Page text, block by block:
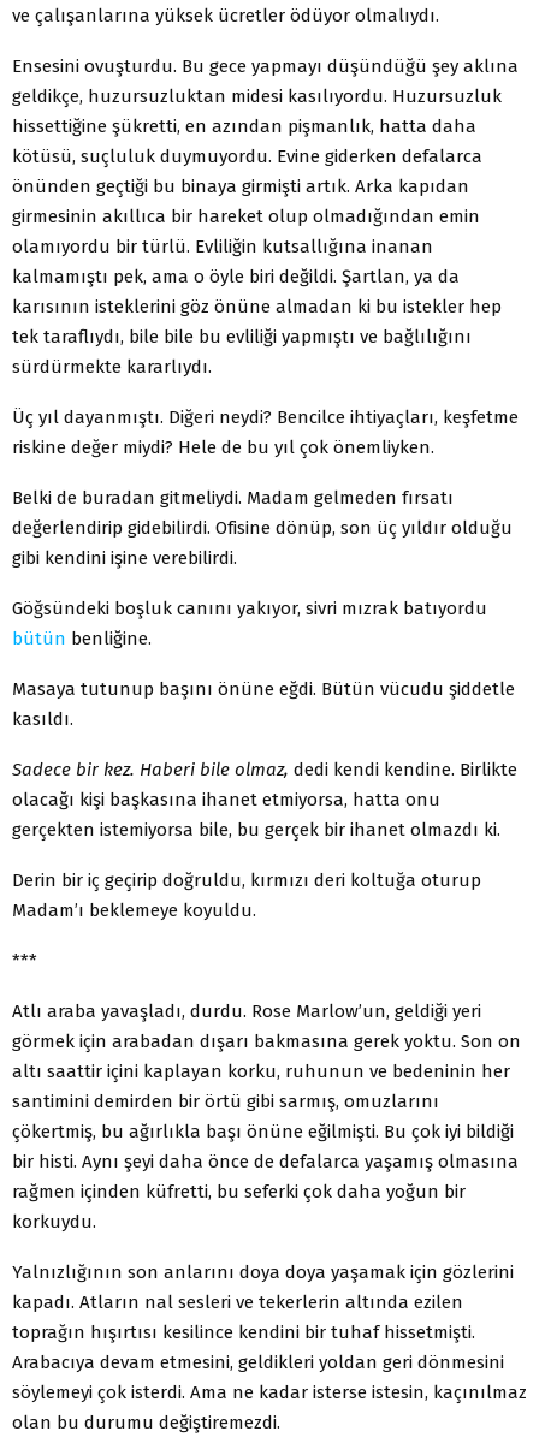
ve çalışanlarına yüksek ücretler ödüyor olmalıydı.
Ensesini ovuşturdu. Bu gece yapmayı düşündüğü şey aklına
geldikçe, huzursuzluktan midesi kasılıyordu. Huzursuzluk
hissettiğine şükretti, en azından pişman­lık, hatta daha
kötüsü, suçluluk duymuyordu. Evine giderken defalarca
önünden geçtiği bu binaya girmişti artık. Arka kapıdan
girmesinin akıllıca bir hareket olup olmadığından emin
olamıyordu bir türlü. Evliliğin kut­sallığına inanan
kalmamıştı pek, ama o öyle biri değil­di. Şartlan, ya da
karısının isteklerini göz önüne alma­dan ki bu istekler hep
tek taraflıydı, bile bile bu evliliği yapmıştı ve bağlılığını
sürdürmekte kararlıydı.
Üç yıl dayanmıştı. Diğeri neydi? Bencilce ihtiyaçları, keşfetme
riskine değer miydi? Hele de bu yıl çok önemliyken.
Belki de buradan gitmeliydi. Madam gelmeden fır­satı
değerlendirip gidebilirdi. Ofisine dönüp, son üç yıldır olduğu
gibi kendini işine verebilirdi.
Göğsündeki boşluk canını yakıyor, sivri mızrak ba­tıyordu
bütün benliğine.
Masaya tutunup başını önüne eğdi. Bütün vücudu şiddetle
kasıldı.
Sadece bir kez. Haberi bile olmaz, dedi kendi ken­dine. Birlikte
olacağı kişi başkasına ihanet etmiyorsa, hatta onu
gerçekten istemiyorsa bile, bu gerçek bir ihanet olmazdı ki.
Derin bir iç geçirip doğruldu, kırmızı deri koltuğa oturup
Madam’ı beklemeye koyuldu.
***
Atlı araba yavaşladı, durdu. Rose Marlow’un, gel­diği yeri
görmek için arabadan dışarı bakmasına gerek yoktu. Son on
altı saattir içini kaplayan korku, ruhunun ve bedeninin her
santimini demirden bir örtü gibi sar­mış, omuzlarını
çökertmiş, bu ağırlıkla başı önüne eğil­mişti. Bu çok iyi bildiği
bir histi. Aynı şeyi daha önce de defalarca yaşamış olmasına
rağmen içinden küfretti, bu seferki çok daha yoğun bir
korkuydu.
Yalnızlığının son anlarını doya doya yaşamak için gözlerini
kapadı. Atların nal sesleri ve tekerlerin altında ezilen
toprağın hışırtısı kesilince kendini bir tuhaf hisset­mişti.
Arabacıya devam etmesini, geldikleri yoldan geri dönmesini
söylemeyi çok isterdi. Ama ne kadar isterse istesin, kaçınılmaz
olan bu durumu değiştiremezdi.